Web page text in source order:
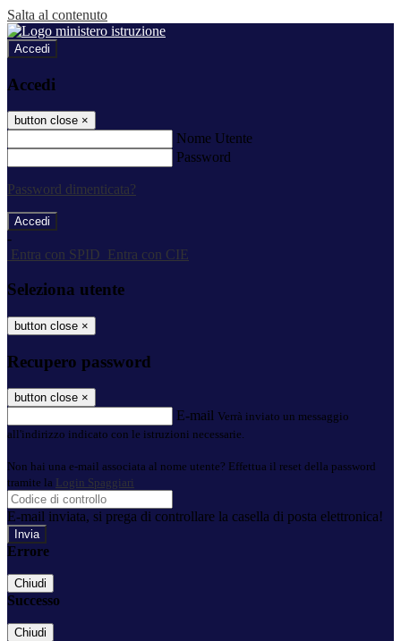
Salta al contenuto
Accedi
Accedi
button close ×
Nome Utente
Password
Password dimenticata?
-
Entra con SPID
Entra con CIE
Seleziona utente
button close ×
Recupero password
button close ×
E-mail Verrà inviato un messaggio
all'indirizzo indicato con le istruzioni necessarie.
Non hai una e-mail associata al nome utente? Effettua il reset della password
tramite la Login Spaggiari
E-mail inviata, si prega di controllare la casella di posta elettronica!
Errore
Chiudi
Successo
Chiudi